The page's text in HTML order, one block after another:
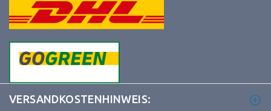
VERSANDKOSTENHINWEIS: